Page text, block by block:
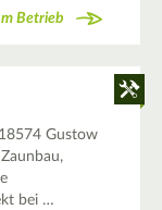
Betrieb
Gustow
bei …